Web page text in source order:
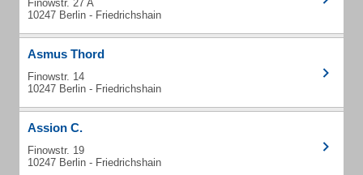
Finowstr. 27 A
10247 Berlin - Friedrichshain
Asmus Thord
Finowstr. 14
10247 Berlin - Friedrichshain
Assion C.
Finowstr. 19
10247 Berlin - Friedrichshain